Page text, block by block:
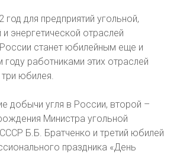
для предприятий угольной,
энергетической отраслей
станет юбилейным еще и
году работниками этих отраслей
юбилея.
добычи угля в России, второй –
Министра угольной
Б.Б. Братченко и третий юбилей
праздника «День